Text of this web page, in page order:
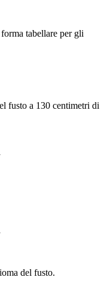
tabellare per gli
fusto a 130 centimetri di
del fusto.